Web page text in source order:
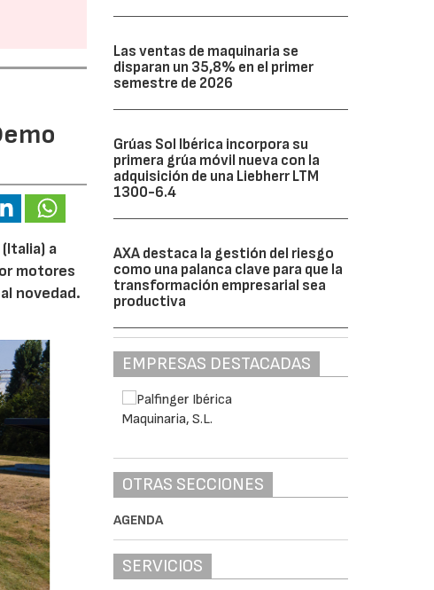
a
motores
novedad.
Las ventas de maquinaria se
disparan un 35,8% en el primer
semestre de 2026
Grúas Sol Ibérica incorpora su
primera grúa móvil nueva con la
adquisición de una Liebherr LTM
1300-6.4
AXA destaca la gestión del riesgo
como una palanca clave para que la
transformación empresarial sea
productiva
EMPRESAS DESTACADAS
OTRAS SECCIONES
AGENDA
SERVICIOS